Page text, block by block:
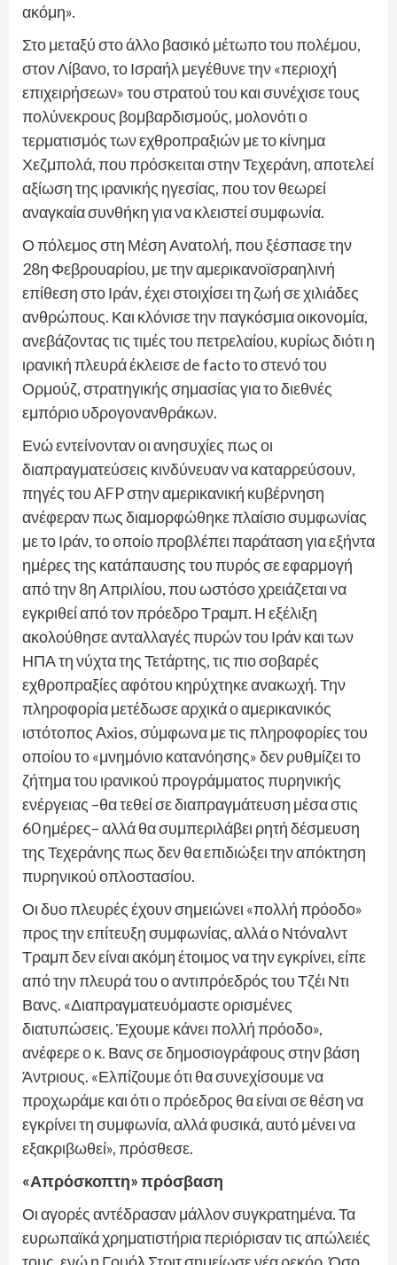
ακόμη».
Στο μεταξύ στο άλλο βασικό μέτωπο του πολέμου,
στον Λίβανο, το Ισραήλ μεγέθυνε την «περιοχή
επιχειρήσεων» του στρατού του και συνέχισε τους
πολύνεκρους βομβαρδισμούς, μολονότι ο
τερματισμός των εχθροπραξιών με το κίνημα
Χεζμπολά, που πρόσκειται στην Τεχεράνη, αποτελεί
αξίωση της ιρανικής ηγεσίας, που τον θεωρεί
αναγκαία συνθήκη για να κλειστεί συμφωνία.
Ο πόλεμος στη Μέση Ανατολή, που ξέσπασε την
28η Φεβρουαρίου, με την αμερικανοϊσραηλινή
επίθεση στο Ιράν, έχει στοιχίσει τη ζωή σε χιλιάδες
ανθρώπους. Και κλόνισε την παγκόσμια οικονομία,
ανεβάζοντας τις τιμές του πετρελαίου, κυρίως διότι η
ιρανική πλευρά έκλεισε de facto το στενό του
Ορμούζ, στρατηγικής σημασίας για το διεθνές
εμπόριο υδρογονανθράκων.
Ενώ εντείνονταν οι ανησυχίες πως οι
διαπραγματεύσεις κινδύνευαν να καταρρεύσουν,
πηγές του AFP στην αμερικανική κυβέρνηση
ανέφεραν πως διαμορφώθηκε πλαίσιο συμφωνίας
με το Ιράν, το οποίο προβλέπει παράταση για εξήντα
ημέρες της κατάπαυσης του πυρός σε εφαρμογή
από την 8η Απριλίου, που ωστόσο χρειάζεται να
εγκριθεί από τον πρόεδρο Τραμπ. Η εξέλιξη
ακολούθησε ανταλλαγές πυρών του Ιράν και των
ΗΠΑ τη νύχτα της Τετάρτης, τις πιο σοβαρές
εχθροπραξίες αφότου κηρύχτηκε ανακωχή. Την
πληροφορία μετέδωσε αρχικά ο αμερικανικός
ιστότοπος Axios, σύμφωνα με τις πληροφορίες του
οποίου το «μνημόνιο κατανόησης» δεν ρυθμίζει το
ζήτημα του ιρανικού προγράμματος πυρηνικής
ενέργειας –θα τεθεί σε διαπραγμάτευση μέσα στις
60 ημέρες– αλλά θα συμπεριλάβει ρητή δέσμευση
της Τεχεράνης πως δεν θα επιδιώξει την απόκτηση
πυρηνικού οπλοστασίου.
Οι δυο πλευρές έχουν σημειώνει «πολλή πρόοδο»
προς την επίτευξη συμφωνίας, αλλά ο Ντόναλντ
Τραμπ δεν είναι ακόμη έτοιμος να την εγκρίνει, είπε
από την πλευρά του ο αντιπρόεδρός του Τζέι Ντι
Βανς. «Διαπραγματευόμαστε ορισμένες
διατυπώσεις. Έχουμε κάνει πολλή πρόοδο»,
ανέφερε ο κ. Βανς σε δημοσιογράφους στην βάση
Άντριους. «Ελπίζουμε ότι θα συνεχίσουμε να
προχωράμε και ότι ο πρόεδρος θα είναι σε θέση να
εγκρίνει τη συμφωνία, αλλά φυσικά, αυτό μένει να
εξακριβωθεί», πρόσθεσε.
«Απρόσκοπτη» πρόσβαση
Οι αγορές αντέδρασαν μάλλον συγκρατημένα. Τα
ευρωπαϊκά χρηματιστήρια περιόρισαν τις απώλειές